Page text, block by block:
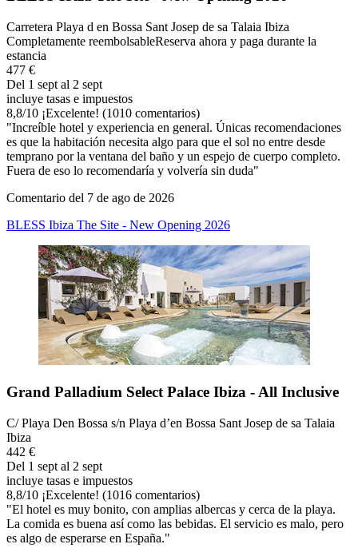
Carretera Playa d en Bossa Sant Josep de sa Talaia Ibiza
Completamente reembolsableReserva ahora y paga durante la
estancia
477 €
Del 1 sept al 2 sept
incluye tasas e impuestos
8,8/10 ¡Excelente! (1010 comentarios)
"Increíble hotel y experiencia en general. Únicas recomendaciones
es que la habitación necesita algo para que el sol no entre desde
temprano por la ventana del baño y un espejo de cuerpo completo.
Fuera de eso lo recomendaría y volvería sin duda"
Comentario del 7 de ago de 2026
BLESS Ibiza The Site - New Opening 2026
Grand Palladium Select Palace Ibiza - All Inclusive
C/ Playa Den Bossa s/n Playa d’en Bossa Sant Josep de sa Talaia
Ibiza
442 €
Del 1 sept al 2 sept
incluye tasas e impuestos
8,8/10 ¡Excelente! (1016 comentarios)
"El hotel es muy bonito, con amplias albercas y cerca de la playa.
La comida es buena así como las bebidas. El servicio es malo, pero
es algo de esperarse en España."